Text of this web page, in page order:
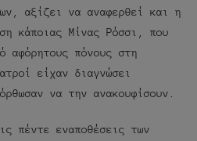
αξίζει να αναφερθεί και η
κάποιας Μίνας Ρόσσι, που
αφόρητους πόνους στη
είχαν διαγνώσει
να την ανακουφίσουν.
πέντε εναποθέσεις των